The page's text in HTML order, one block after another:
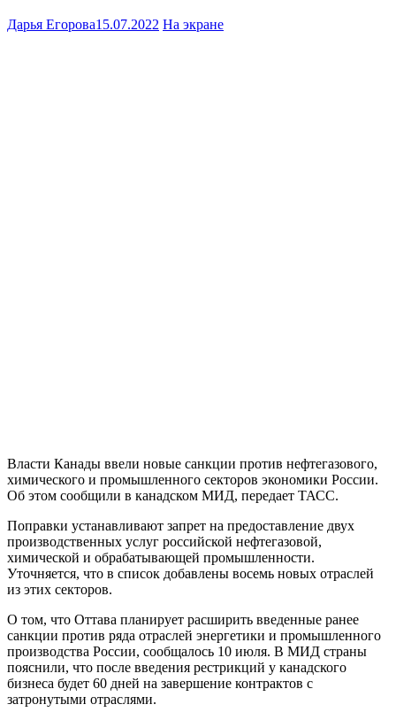
Дарья Егорова15.07.2022 На экране
Власти Канады ввели новые санкции против нефтегазового,
химического и промышленного секторов экономики России.
Об этом сообщили в канадском МИД, передает ТАСС.
Поправки устанавливают запрет на предоставление двух
производственных услуг российской нефтегазовой,
химической и обрабатывающей промышленности.
Уточняется, что в список добавлены восемь новых отраслей
из этих секторов.
О том, что Оттава планирует расширить введенные ранее
санкции против ряда отраслей энергетики и промышленного
производства России, сообщалось 10 июля. В МИД страны
пояснили, что после введения рестрикций у канадского
бизнеса будет 60 дней на завершение контрактов с
затронутыми отраслями.